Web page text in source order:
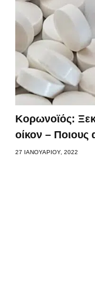
Κορωνοϊός:
οίκον – Ποιους
27 ΙΑΝΟΥΑΡΊΟΥ, 2022